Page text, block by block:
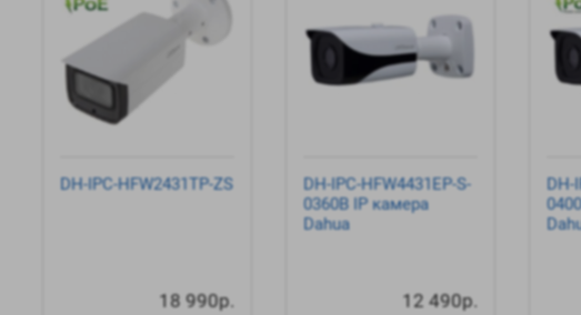
DH-IPC-HFW2431TP-ZS
18 990р.
DH-IPC-HFW4431EP-S-
0360B IP камера
Dahua
12 490р.
DH-